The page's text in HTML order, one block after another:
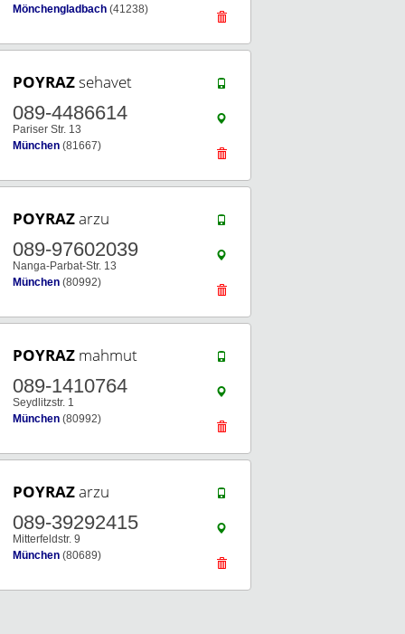
Mönchengladbach (41238)
POYRAZsehavet
089-4486614
Pariser Str. 13
München (81667)
POYRAZarzu
089-97602039
Nanga-Parbat-Str. 13
München (80992)
POYRAZ mahmut
089-1410764
Seydlitzstr. 1
München (80992)
POYRAZarzu
089-39292415
Mitterfeldstr. 9
München (80689)